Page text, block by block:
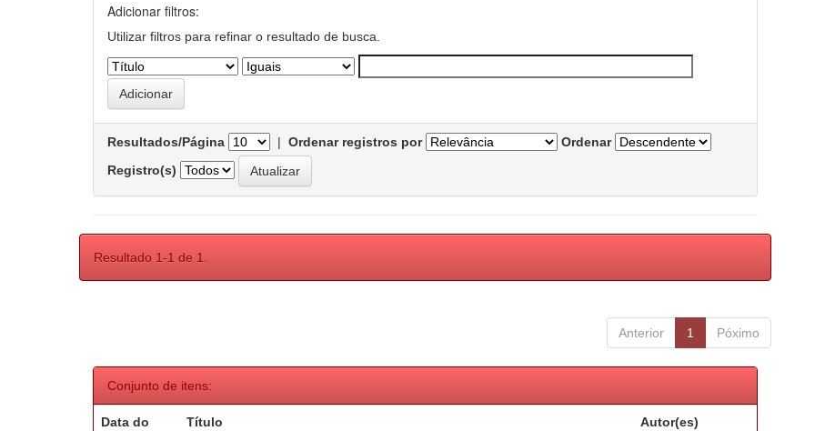
Adicionar filtros:
Utilizar filtros para refinar o resultado de busca.
Resultados/Página | Ordenar registros por
Ordenar
Registro(s)
Resultado 1-1 de 1.
Anterior 1 Póximo
Conjunto de itens:
Data do Título Autor(es)